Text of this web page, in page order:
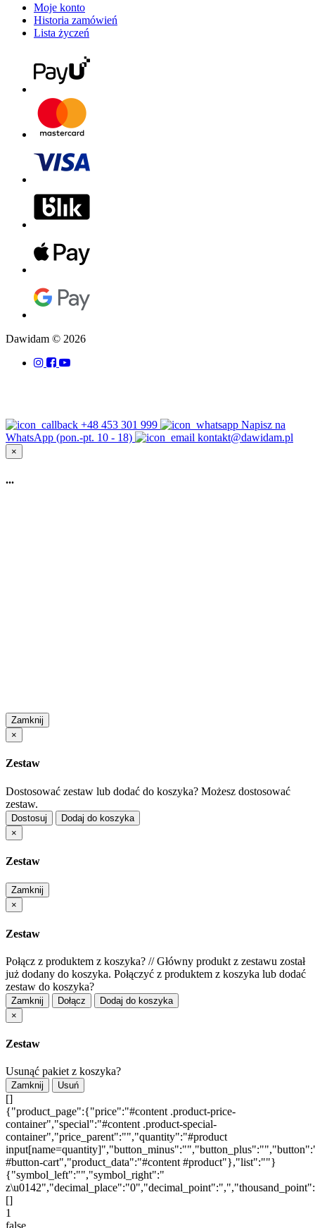
Moje konto
Historia zamówień
Lista życzeń
Dawidam © 2026
+48 453 301 999
Napisz na
WhatsApp (pon.-pt. 10 - 18)
kontakt@dawidam.pl
×
...
Zamknij
×
Zestaw
Dostosować zestaw lub dodać do koszyka? Możesz dostosować
zestaw.
Dostosuj
Dodaj do koszyka
×
Zestaw
Zamknij
×
Zestaw
Połącz z produktem z koszyka? //Główny produkt z zestawu został
już dodany do koszyka. Połączyć z produktem z koszyka lub dodać
zestaw do koszyka?
Zamknij Dołącz
Dodaj do koszyka
×
Zestaw
Usunąć pakiet z koszyka?
Zamknij Usuń
[]
{"product_page":{"price":"#content .product-price-
container","special":"#content .product-special-
container","price_parent":"","quantity":"#product
#button-cart","product_data":"#content #product"},"list":""}
{"symbol_left":"","symbol_right":"
[]
1